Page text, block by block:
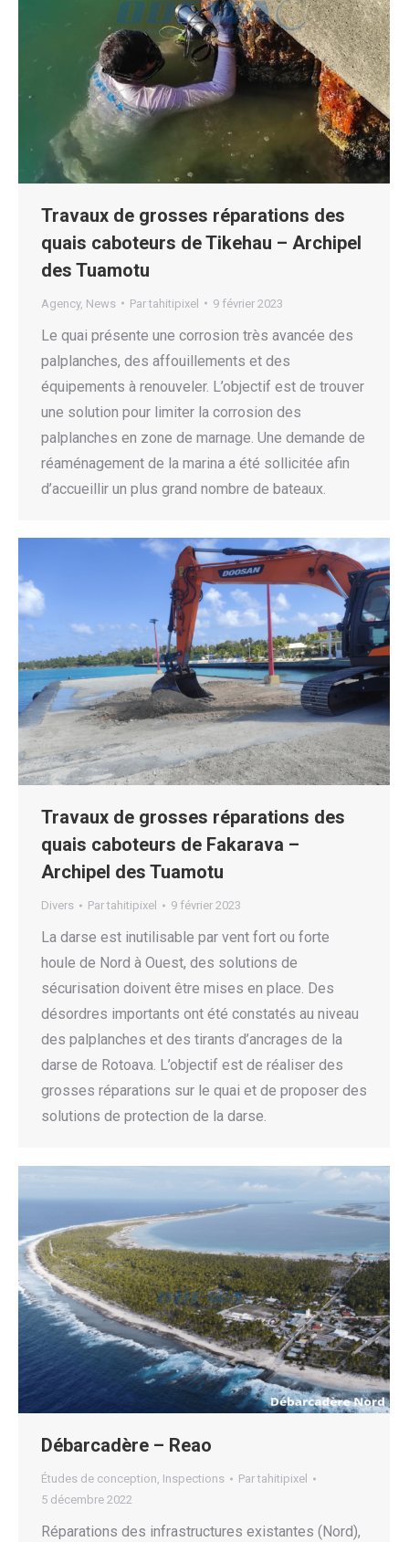
Travaux de grosses réparations des
quais caboteurs de Tikehau – Archipel
des Tuamotu
Agency, News Partahitipixel 9 février 2023
Le quai présente une corrosion très avancée des
palplanches, des affouillements et des
équipements à renouveler. L’objectif est de trouver
une solution pour limiter la corrosion des
palplanches en zone de marnage. Une demande de
réaménagement de la marina a été sollicitée afin
d’accueillir un plus grand nombre de bateaux.
Travaux de grosses réparations des
quais caboteurs de Fakarava –
Archipel des Tuamotu
Divers Partahitipixel 9 février 2023
La darse est inutilisable par vent fort ou forte
houle de Nord à Ouest, des solutions de
sécurisation doivent être mises en place. Des
désordres importants ont été constatés au niveau
des palplanches et des tirants d’ancrages de la
darse de Rotoava. L’objectif est de réaliser des
grosses réparations sur le quai et de proposer des
solutions de protection de la darse.
Débarcadère – Reao
Études de conception, Inspections Partahitipixel
5 décembre 2022
Réparations des infrastructures existantes (Nord),